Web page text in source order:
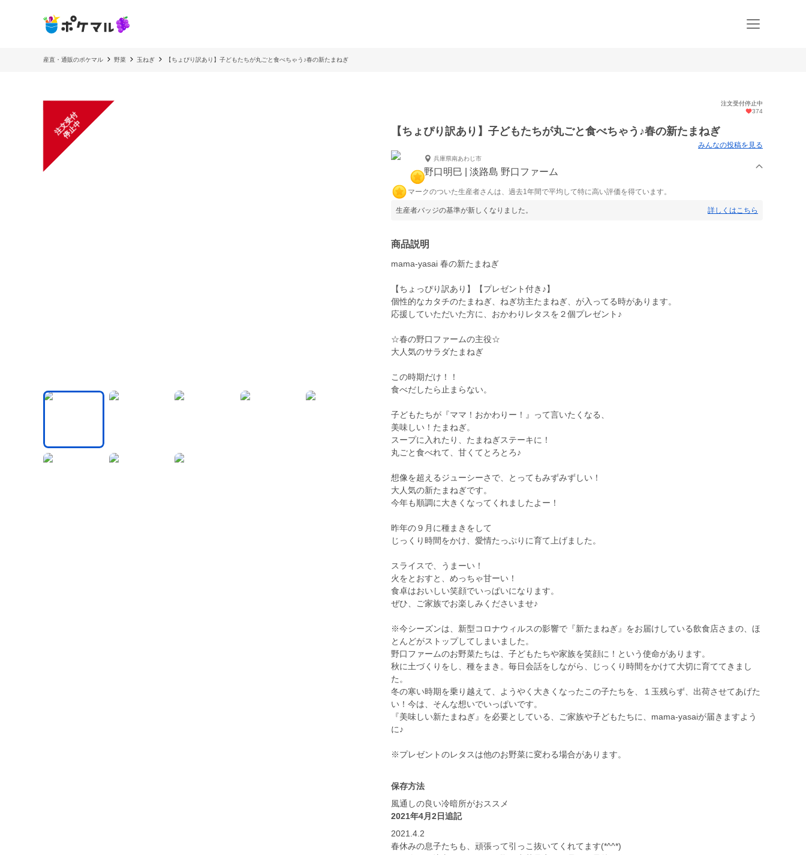
産直・通販のポケマル 野菜 玉ねぎ 【ちょぴり訳あり】子どもたちが丸ごと食べちゃう♪春の新たまねぎ
注
文
受
付
停
止
中
注文受付停止中
374
【ちょぴり訳あり】子どもたちが丸ごと食べちゃう♪春の新たまねぎ
みんなの投稿を見る
兵庫県南あわじ市
野口明巳 | 淡路島 野口ファーム
マークのついた生産者さんは、過去1年間で平均して特に高い評価を得ています。
生産者バッジの基準が新しくなりました。 詳しくはこちら
商品説明
mama-yasai 春の新たまねぎ
【ちょっぴり訳あり】【プレゼント付き♪】
個性的なカタチのたまねぎ、ねぎ坊主たまねぎ、が入ってる時があります。
応援していただいた方に、おかわりレタスを２個プレゼント♪
☆春の野口ファームの主役☆
大人気のサラダたまねぎ
この時期だけ！！
食べだしたら止まらない。
子どもたちが『ママ！おかわりー！』って言いたくなる、
美味しい！たまねぎ。
スープに入れたり、たまねぎステーキに！
丸ごと食べれて、甘くてとろとろ♪
想像を超えるジューシーさで、とってもみずみずしい！
大人気の新たまねぎです。
今年も順調に大きくなってくれましたよー！
昨年の９月に種まきをして
じっくり時間をかけ、愛情たっぷりに育て上げました。
スライスで、うまーい！
火をとおすと、めっちゃ甘ーい！
食卓はおいしい笑顔でいっぱいになります。
ぜひ、ご家族でお楽しみくださいませ♪
※今シーズンは、新型コロナウィルスの影響で『新たまねぎ』をお届けしている飲食店さまの、ほ
とんどがストップしてしまいました。
野口ファームのお野菜たちは、子どもたちや家族を笑顔に！という使命があります。
秋に土づくりをし、種をまき。毎日会話をしながら、じっくり時間をかけて大切に育ててきまし
た。
冬の寒い時期を乗り越えて、ようやく大きくなったこの子たちを、１玉残らず、出荷させてあげた
い！今は、そんな想いでいっぱいです。
『美味しい新たまねぎ』を必要としている、ご家族や子どもたちに、mama-yasaiが届きますよう
に♪
※プレゼントのレタスは他のお野菜に変わる場合があります。
保存方法
風通しの良い冷暗所がおススメ
2021年4月2日追記
2021.4.2
春休みの息子たちも、頑張って引っこ抜いてくれてます(*^^*)